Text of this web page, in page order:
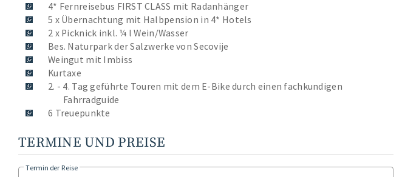
4* Fernreisebus FIRST CLASS mit Radanhänger
5 x Übernachtung mit Halbpension in 4* Hotels
2 x Picknick inkl. ¼ l Wein/Wasser
Bes. Naturpark der Salzwerke von Secovije
Weingut mit Imbiss
Kurtaxe
2. - 4. Tag geführte Touren mit dem E-Bike durch einen fachkundigen
Fahrradguide
6 Treuepunkte
TERMINE UND PREISE
Termin der Reise